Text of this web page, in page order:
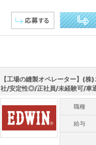
【工場の縫製オペレーター】(株
社/安定性◎/正社員/未経験可/車
職種
給与